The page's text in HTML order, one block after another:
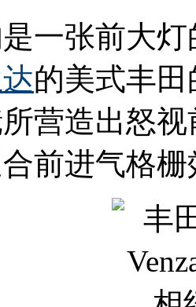
一张前大
的美式丰
营造出怒
前进气格